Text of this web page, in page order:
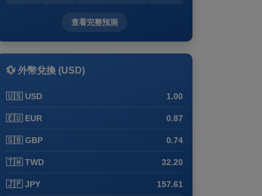
查看完整預測
💱 外幣兌換 (USD)
🇺🇸 USD 1.00
🇪🇺 EUR 0.87
🇬🇧 GBP 0.74
🇹🇼 TWD 32.20
🇯🇵 JPY 157.61